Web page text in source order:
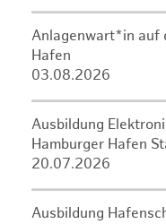
Anlagenwart*in auf
Hafen
03.08.2026
Ausbildung
Hamburger Hafen
20.07.2026
Ausbildung